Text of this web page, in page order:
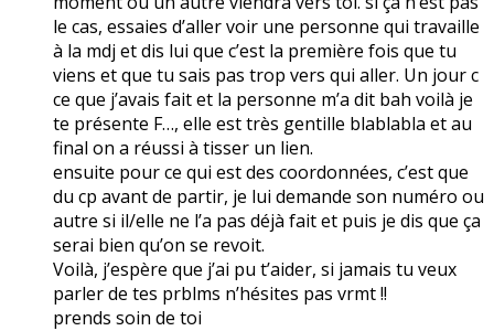
le cas, essaies d’aller voir une personne qui travaille
à la mdj et dis lui que c’est la première fois que tu
viens et que tu sais pas trop vers qui aller. Un jour c
ce que j’avais fait et la personne m’a dit bah voilà je
te présente F…, elle est très gentille blablabla et au
final on a réussi à tisser un lien.
ensuite pour ce qui est des coordonnées, c’est que
du cp avant de partir, je lui demande son numéro ou
autre si il/elle ne l’a pas déjà fait et puis je dis que ça
serai bien qu’on se revoit.
Voilà, j’espère que j’ai pu t’aider, si jamais tu veux
parler de tes prblms n’hésites pas vrmt !!
prends soin de toi